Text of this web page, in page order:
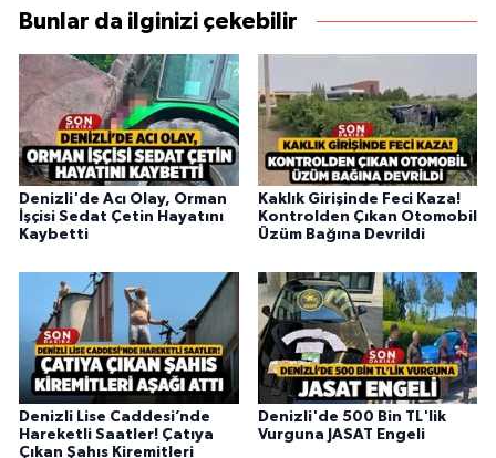
Bunlar da ilginizi çekebilir
Denizli'de Acı Olay, Orman
İşçisi Sedat Çetin Hayatını
Kaybetti
Kaklık Girişinde Feci Kaza!
Kontrolden Çıkan Otomobil
Üzüm Bağına Devrildi
Denizli Lise Caddesi’nde
Hareketli Saatler! Çatıya
Çıkan Şahıs Kiremitleri
Denizli'de 500 Bin TL'lik
Vurguna JASAT Engeli